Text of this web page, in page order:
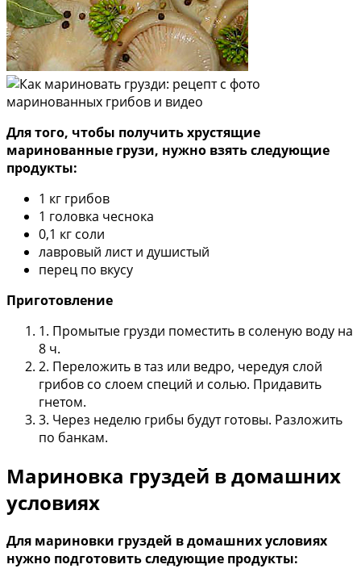
Для того, чтобы получить хрустящие
маринованные грузи, нужно взять следующие
продукты:
1 кг грибов
1 головка чеснока
0,1 кг соли
лавровый лист и душистый
перец по вкусу
Приготовление
1. Промытые грузди поместить в соленую воду на
8 ч.
2. Переложить в таз или ведро, чередуя слой
грибов со слоем специй и солью. Придавить
гнетом.
3. Через неделю грибы будут готовы. Разложить
по банкам.
Мариновка груздей в домашних
условиях
Для мариновки груздей в домашних условиях
нужно подготовить следующие продукты: